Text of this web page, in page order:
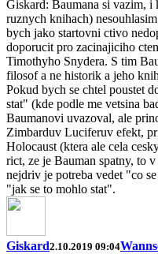
Giskard: Baumana si vazim,
ruznych knihach)
bych jako startovni ctivo
doporucit pro zacinajiciho
Timothyho Snydera. S tim
filosof a ne historik a jeho
Pokud bych se chtel poustet
stat" (kde podle me vetsina
Baumanovi uvazoval, ale
Zimbarduv Luciferuv efekt,
Holocaust (ktera ale cela
rict, ze je Bauman spatny, to
nejdriv je potreba vedet "co
"jak se to mohlo stat".
Giskard2.10.2019 09:04